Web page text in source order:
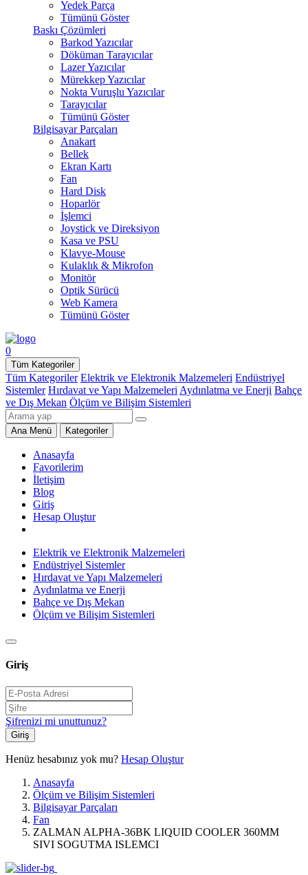
Yedek Parça
Tümünü Göster
Baskı Çözümleri
Barkod Yazıcılar
Döküman Tarayıcılar
Lazer Yazıcılar
Mürekkep Yazıcılar
Nokta Vuruşlu Yazıcılar
Tarayıcılar
Tümünü Göster
Bilgisayar Parçaları
Anakart
Bellek
Ekran Kartı
Fan
Hard Disk
Hoparlör
İşlemci
Joystick ve Direksiyon
Kasa ve PSU
Klavye-Mouse
Kulaklık & Mikrofon
Monitör
Optik Sürücü
Web Kamera
Tümünü Göster
0
Tüm Kategoriler
Tüm Kategoriler Elektrik ve Elektronik Malzemeleri Endüstriyel
Sistemler Hırdavat ve Yapı Malzemeleri Aydınlatma ve Enerji Bahçe
ve Dış Mekan Ölçüm ve Bilişim Sistemleri
Ana Menü Kategoriler
Anasayfa
Favorilerim
İletişim
Blog
Giriş
Hesap Oluştur
Elektrik ve Elektronik Malzemeleri
Endüstriyel Sistemler
Hırdavat ve Yapı Malzemeleri
Aydınlatma ve Enerji
Bahçe ve Dış Mekan
Ölçüm ve Bilişim Sistemleri
Giriş
Şifrenizi mi unuttunuz?
Giriş
Henüz hesabınız yok mu? Hesap Oluştur
Anasayfa
Ölçüm ve Bilişim Sistemleri
Bilgisayar Parçaları
Fan
ZALMAN ALPHA-36BK LIQUID COOLER 360MM
SIVI SOGUTMA ISLEMCI